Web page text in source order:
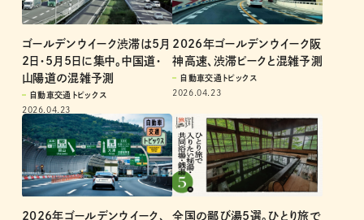
ゴールデンウイーク渋滞は5月
2日・5月5日に集中。中国道・
山陽道の混雑予測
自動車交通トピックス
2026.04.23
2026年ゴールデンウイーク阪
神高速、渋滞ピークと混雑予測
自動車交通トピックス
2026.04.23
2026年ゴールデンウイーク、
全国の鄙び湯5選。ひとり旅で